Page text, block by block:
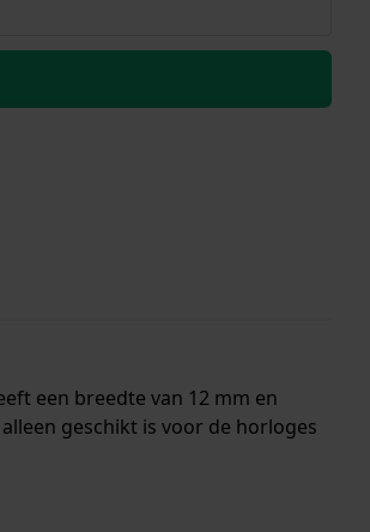
een breedte van 12 mm en
geschikt is voor de horloges